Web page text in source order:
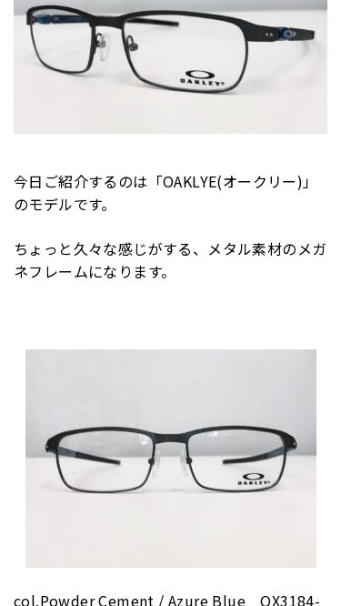
今日ご紹介するのは「OAKLYE(オークリー)」
のモデルです。
ちょっと久々な感じがする、メタル素材のメガ
ネフレームになります。
col.Powder Cement / Azure Blue OX3184-